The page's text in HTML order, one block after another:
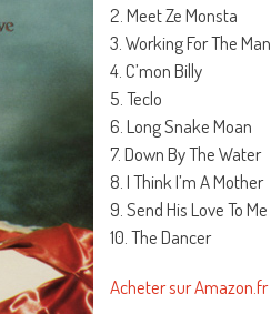
2. Meet Ze Monsta
3. Working For The Man
4. C’mon Billy
5. Teclo
6. Long Snake Moan
7. Down By The Water
8. I Think I’m A Mother
9. Send His Love To Me
10. The Dancer
Acheter sur Amazon.fr